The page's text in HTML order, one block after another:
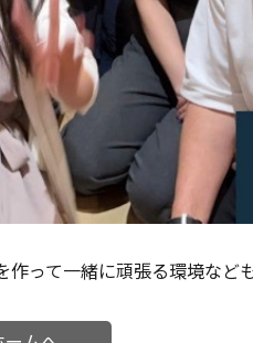
って一緒に頑張る環境など